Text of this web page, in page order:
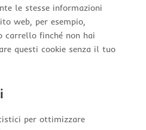
le stesse informazioni
web, per esempio,
carrello finché non hai
questi cookie senza il tuo
per ottimizzare